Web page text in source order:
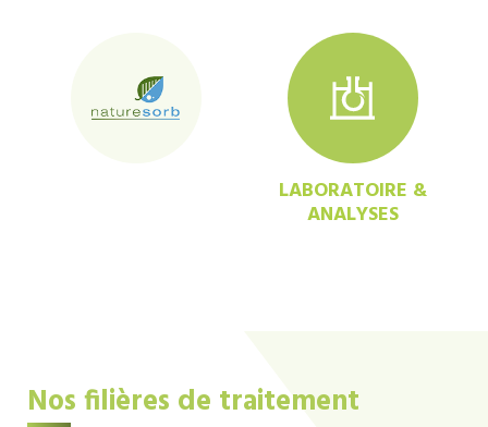
LABORATOIRE &
ANALYSES
Nos filières de traitement